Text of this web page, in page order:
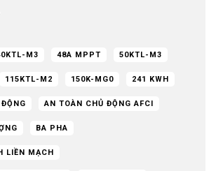
M3 48A MPPT 50KTL-M3
115KTL-M2 150K-MG0 241 KWH
AN TOÀN CHỦ ĐỘNG AFCI
BA PHA
LIỀN MẠCH